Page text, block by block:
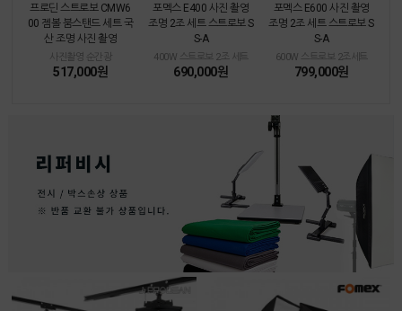
프로딘 스트로보 CMW6
00 젬볼 붐스탠드 세트 국
산 조명 사진 촬영
사진촬영 순간광
517,000원
포멕스 E400 사진 촬영
조명 2조 세트 스트로보 S
S-A
400W 스트로보 2조 세트
690,000원
포멕스 E600 사진 촬영
조명 2조 세트 스트로보 S
S-A
600W 스트로보 2조세트
799,000원